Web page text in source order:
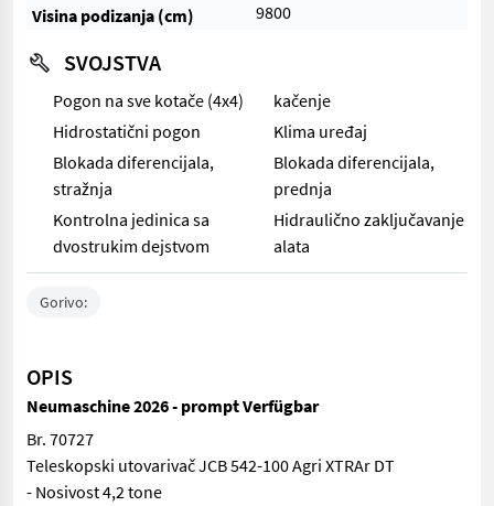
Visina podizanja (cm)
9800
SVOJSTVA
Pogon na sve kotače (4x4)
kačenje
Hidrostatični pogon
Klima uređaj
Blokada diferencijala,
stražnja
Blokada diferencijala,
prednja
Kontrolna jedinica sa
dvostrukim dejstvom
Hidraulično zaključavanje
alata
Gorivo:
OPIS
Neumaschine 2026 - prompt Verfügbar
Br. 70727
Teleskopski utovarivač JCB 542-100 Agri XTRAr DT
- Nosivost 4,2 tone